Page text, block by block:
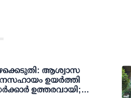
ആശ്വാസ
ഉയര്‍ത്തി
ഉത്തരവായി;